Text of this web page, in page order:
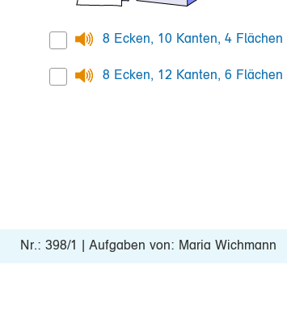
8 Ecken, 10 Kanten, 4 Flächen
8 Ecken, 12 Kanten, 6 Flächen
Nr.: 398/1 | Aufgaben von: Maria Wichmann